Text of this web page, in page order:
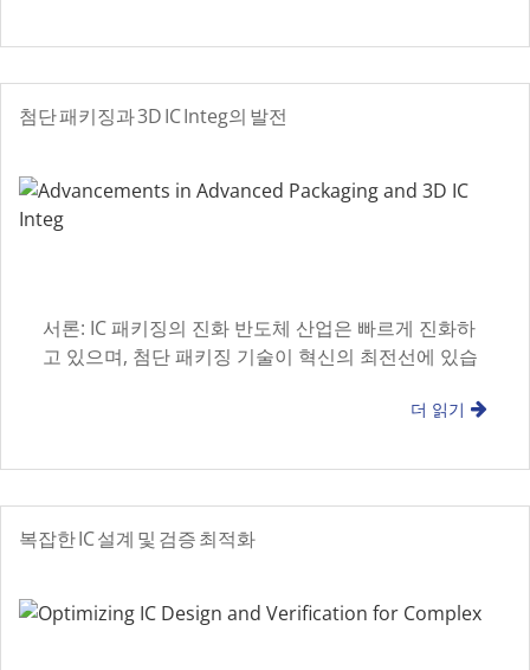
첨단 패키징과 3D IC Integ의 발전
서론: IC 패키징의 진화 반도체 산업은 빠르게 진화하
고 있으며, 첨단 패키징 기술이 혁신의 최전선에 있습
더 읽기
복잡한 IC 설계 및 검증 최적화